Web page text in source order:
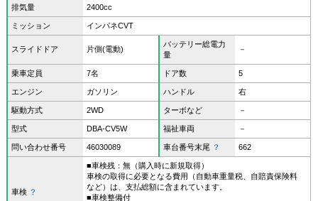
排気量 2400cc
ミッション インパネCVT
スライドドア 片側(電動)
バッテリー総電力
量
－
乗車定員 7名 ドア数 5
エンジン ガソリン ハンドル 右
駆動方式 2WD ターボなど －
型式 DBA-CV5W 福祉車両 －
問い合わせ番号 46030089 車台番号末尾 ？ 662
車検 ？
■車検残：無（購入時に新規取得）
車検の取得に必要となる費用（自動車重量税、自賠責保険料
など）は、支払総額に含まれています。
■車検整備付